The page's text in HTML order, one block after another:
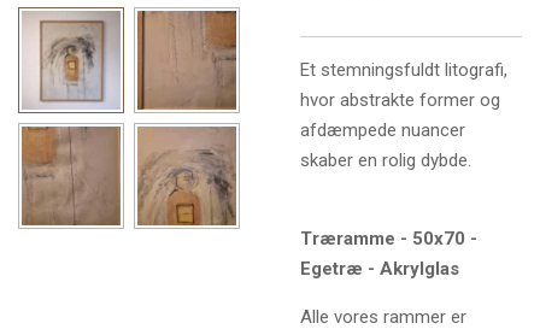
Et stemningsfuldt litografi,
hvor abstrakte former og
afdæmpede nuancer
skaber en rolig dybde.
Træramme - 50x70 -
Egetræ - Akrylglas
Alle vores rammer er